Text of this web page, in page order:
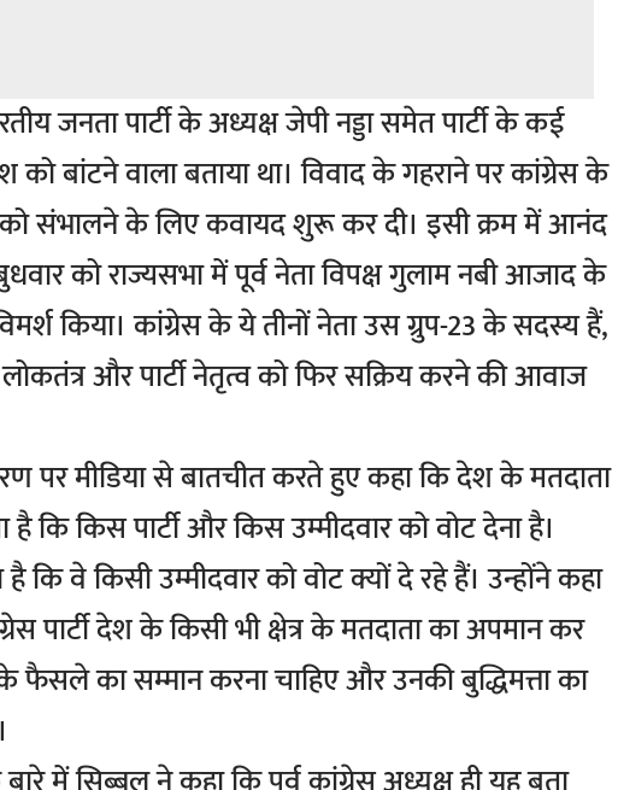
जनता पार्टी के अध्यक्ष जेपी नड्डा समेत पार्टी के कई
बांटने वाला बताया था। विवाद के गहराने पर कांग्रेस के
को संभालने के लिए कवायद शुरू कर दी। इसी क्रम में आनंद
को राज्यसभा में पूर्व नेता विपक्ष गुलाम नबी आजाद के
किया। कांग्रेस के ये तीनों नेता उस ग्रुप-23 के सदस्य हैं,
और पार्टी नेतृत्व को फिर सक्रिय करने की आवाज
पर मीडिया से बातचीत करते हुए कहा कि देश के मतदाता
है कि किस पार्टी और किस उम्मीदवार को वोट देना है।
कि वे किसी उम्मीदवार को वोट क्यों दे रहे हैं। उन्होंने कहा
पार्टी देश के किसी भी क्षेत्र के मतदाता का अपमान कर
का सम्मान करना चाहिए और उनकी बुद्धिमत्ता का